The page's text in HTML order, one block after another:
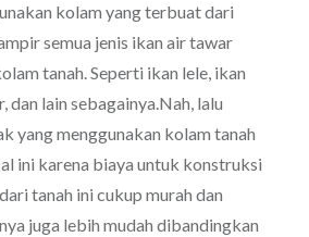
kolam yang terbuat dari
semua jenis ikan air tawar
tanah. Seperti ikan lele, ikan
dan lain sebagainya.Nah, lalu
yang menggunakan kolam tanah
ini karena biaya untuk konstruksi
tanah ini cukup murah dan
juga lebih mudah dibandingkan